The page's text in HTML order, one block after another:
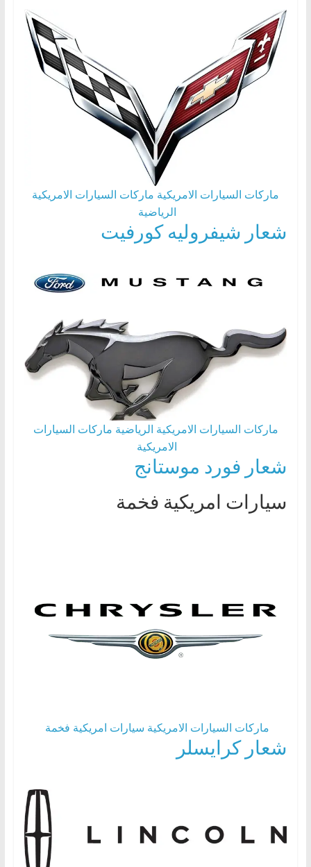
ماركات السيارات الامريكية ماركات السيارات الامريكية
الرياضية
شعار شيفروليه كورفيت
ماركات السيارات الامريكية الرياضية ماركات السيارات
الامريكية
شعار فورد موستانج
سيارات امريكية فخمة
ماركات السيارات الامريكية سيارات امريكية فخمة
شعار كرايسلر